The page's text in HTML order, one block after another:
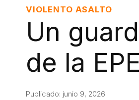
VIOLENTO ASALTO
Un
de la
Publicado: junio 9, 2026